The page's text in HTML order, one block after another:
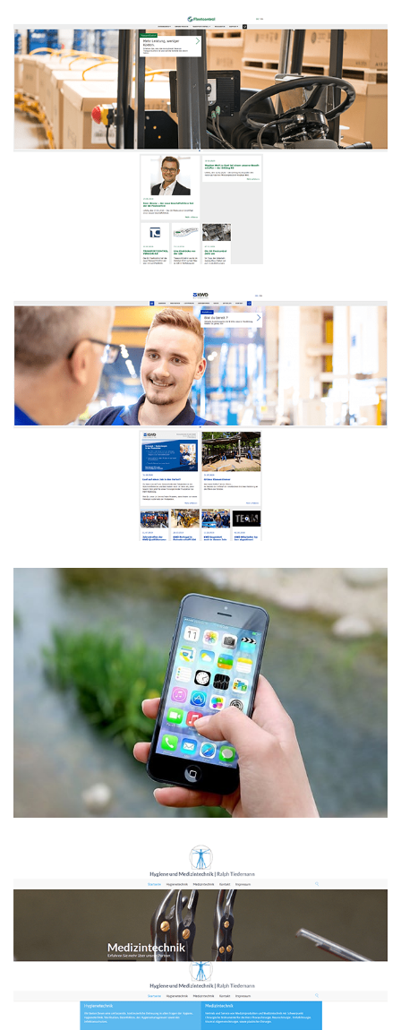
GS Fleetcontrol
Karosseriewerke Dresden Webseite
Schnellecke Group AG & Co. KG
WebApp
APP-ENTWICKLUNG
Hygiene- und Medizintechnik Ralph